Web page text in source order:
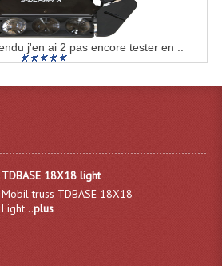
Grill Auto-Porté
Et Angles 50mm
Et Accessoires
Echelle 290 Asd
Et Angles Quatro Deco
j'en ai 2 pas encore tester en ..
TDBASE 18X18 light
Mobil truss TDBASE 18X18
Light...plus